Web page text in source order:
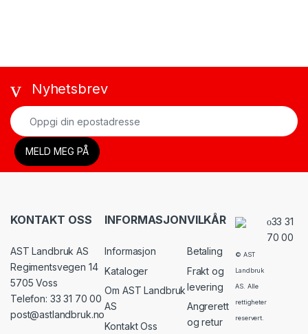
Nyhetsbrev
KONTAKT OSS
AST Landbruk AS
Regimentsvegen 14
5705 Voss
Telefon: 33 31 70 00
post@astlandbruk.no
INFORMASJON
Informasjon
Kataloger
Om AST Landbruk
AS
Kontakt Oss
VILKÅR
Betaling
Frakt og
levering
Angrerett
og retur
© AST
Landbruk
AS. Alle
rettigheter
reservert.
33 31
70 00